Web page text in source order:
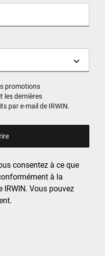
promotions
les dernières
par e-mail de IRWIN.
consentez à ce que
à la
IRWIN. Vous pouvez